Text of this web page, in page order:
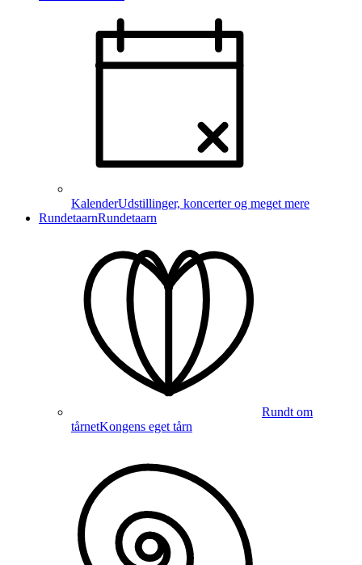
KalenderUdstillinger, koncerter og meget mere
RundetaarnRundetaarn
Rundt om
tårnetKongens eget tårn